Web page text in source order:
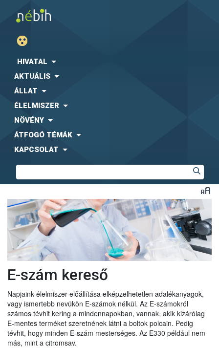
HIVATAL
AKTUÁLIS
ÁLLAT
ÉLELMISZER
NÖVÉNY
ÁTFOGÓ TÉMÁK
KAPCSOLAT
E-szám kereső
Napjaink élelmiszer-előállítása elképzelhetetlen adalékanyagok,
vagy ismertebb nevükön E-számok nélkül. Az E-számokról
számos tévhit kering a mindennapokban, vannak, akik kizárólag
E-mentes terméket szeretnének látni a boltok polcain. Pedig
tévhit, hogy minden E-szám mesterséges. Az E330 például nem
más, mint a citromsav.